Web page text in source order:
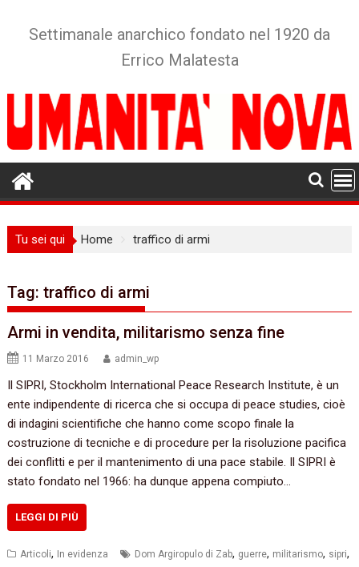
Settimanale anarchico fondato nel 1920 da
Errico Malatesta
Tu sei qui Home traffico di armi
Tag:traffico di armi
Armi in vendita, militarismo senza fine
11 Marzo 2016 admin_wp
Il SIPRI, Stockholm International Peace Research Institute, è un
ente indipendente di ricerca che si occupa di peace studies, cioè
di indagini scientifiche che hanno come scopo finale la
costruzione di tecniche e di procedure per la risoluzione pacifica
dei conflitti e per il mantenimento di una pace stabile. Il SIPRI è
stato fondato nel 1966: ha dunque appena compiuto…
LEGGI DI PIÙ
Articoli, In evidenza Dom Argiropulo di Zab, guerre, militarismo, sipri,